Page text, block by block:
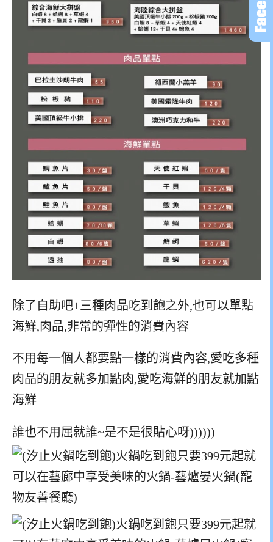
除了自助吧+三種肉品吃到飽之外,也可以單點
海鮮,肉品,非常的彈性的消費內容
不用每一個人都要點一樣的消費內容,愛吃多種
肉品的朋友就多加點肉,愛吃海鮮的朋友就加點
海鮮
誰也不用屈就誰~是不是很貼心呀))))))